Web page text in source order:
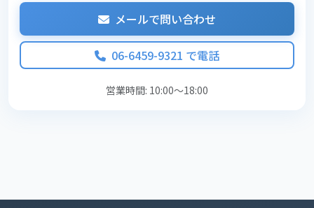
メールで問い合わせ
06-6459-9321 で電話
営業時間: 10:00～18:00